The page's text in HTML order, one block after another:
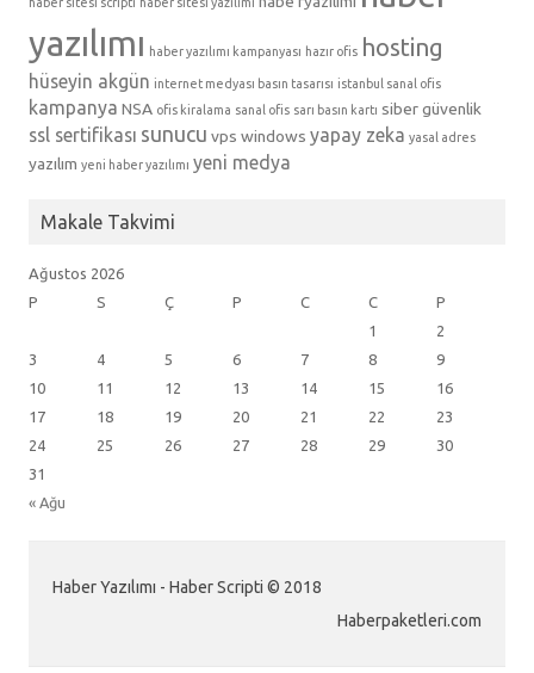
yazılımı haber yazılımı kampanyası hazır ofis hosting
hüseyin akgün internet medyası basın tasarısı istanbul sanal ofis
kampanya NSA ofis kiralama sanal ofis sarı basın kartı siber güvenlik
ssl sertifikası sunucu vps windows yapay zeka yasal adres
yazılım yeni haber yazılımı yeni medya
Makale Takvimi
Ağustos 2026
P
S Ç P C C P
« Ağu
1
2
3
4 5 6 7 8
9
10
11 12 13 14 15
16
17
18 19 20 21 22
23
24
25 26 27 28 29
30
31
Haber Yazılımı - Haber Scripti © 2018
Haberpaketleri.com